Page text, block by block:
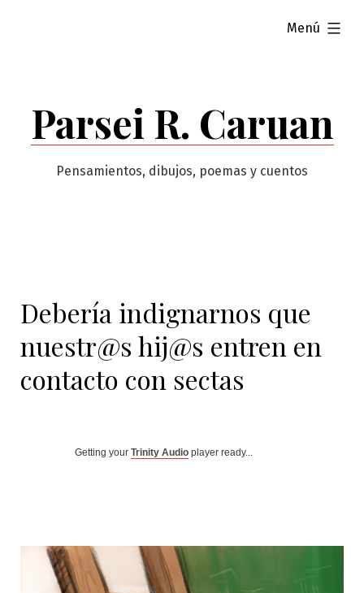
Parsei R. Caruan
Pensamientos, dibujos, poemas y cuentos
Menú
ampliado
Debería indignarnos que
nuestr@s hij@s entren en
contacto con sectas
Getting your Trinity Audio player ready...